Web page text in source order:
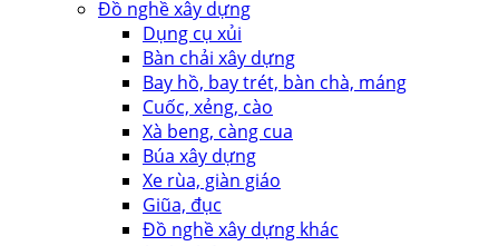
Đồ nghề xây dựng
Dụng cụ xủi
Bàn chải xây dựng
Bay hồ, bay trét, bàn chà, máng
Cuốc, xẻng, cào
Xà beng, càng cua
Búa xây dựng
Xe rùa, giàn giáo
Giũa, đục
Đồ nghề xây dựng khác